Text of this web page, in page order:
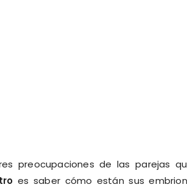
preocupaciones de las parejas
es saber cómo están sus